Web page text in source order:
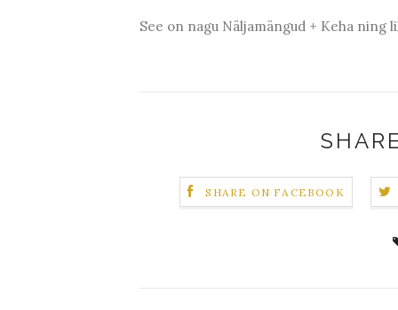
See on nagu Näljamängud + Keha ning
SHARE ON FACEBOOK